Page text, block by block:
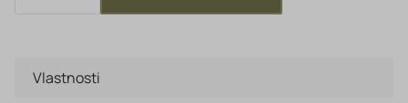
Vlastnosti